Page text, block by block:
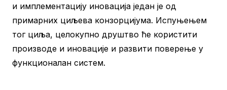
и имплементацију иновација један је од
примарних циљева конзорцијума. Испуњењем
тог циља, целокупно друштво ће користити
производе и иновације и развити поверење у
функционалан систем.